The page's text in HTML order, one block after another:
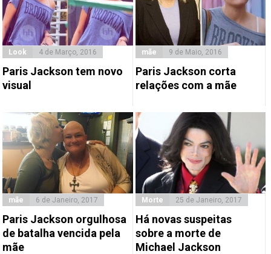
Look 4 de Março, 2016
Paris Jackson tem novo
visual
mãe 9 de Maio, 2016
Paris Jackson corta
relações com a mãe
mãe 6 de Janeiro, 2017
Paris Jackson orgulhosa
de batalha vencida pela
mãe
Morte 25 de Janeiro, 2017
Há novas suspeitas
sobre a morte de
Michael Jackson